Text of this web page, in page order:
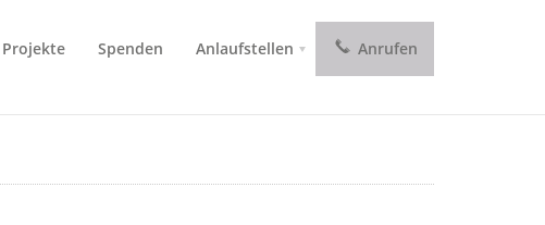
Projekte Spenden Anlaufstellen Anrufen